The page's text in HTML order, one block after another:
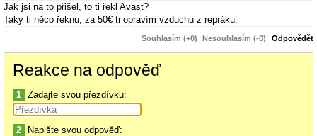
Jak jsi na to přišel, to ti řekl Avast?
Taky ti něco řeknu, za 50€ ti opravím vzduchu z repráku.
Souhlasím (+0) Nesouhlasím (-0) Odpovědět
Reakce na odpověď
1 Zadajte svou přezdívku:
2 Napište svou odpověď: